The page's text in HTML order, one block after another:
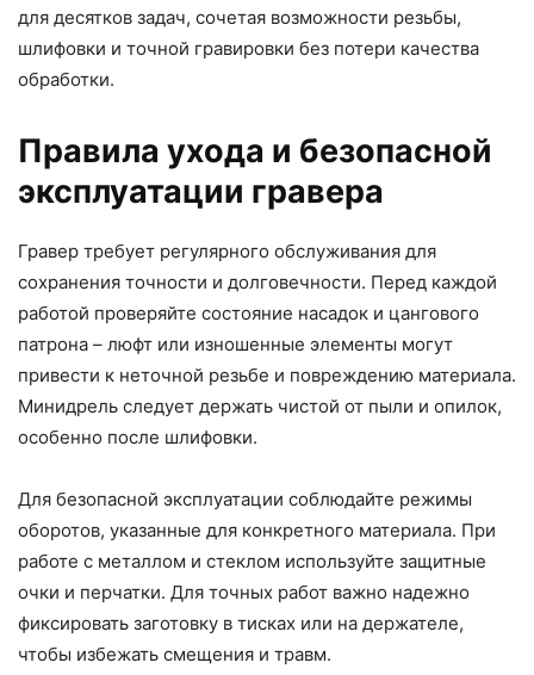
для десятков задач, сочетая возможности резьбы,
шлифовки и точной гравировки без потери качества
обработки.
Правила ухода и безопасной
эксплуатации гравера
Гравер требует регулярного обслуживания для
сохранения точности и долговечности. Перед каждой
работой проверяйте состояние насадок и цангового
патрона – люфт или изношенные элементы могут
привести к неточной резьбе и повреждению материала.
Минидрель следует держать чистой от пыли и опилок,
особенно после шлифовки.
Для безопасной эксплуатации соблюдайте режимы
оборотов, указанные для конкретного материала. При
работе с металлом и стеклом используйте защитные
очки и перчатки. Для точных работ важно надежно
фиксировать заготовку в тисках или на держателе,
чтобы избежать смещения и травм.